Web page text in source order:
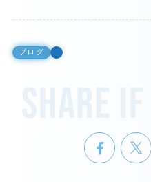
ブログ
Share if